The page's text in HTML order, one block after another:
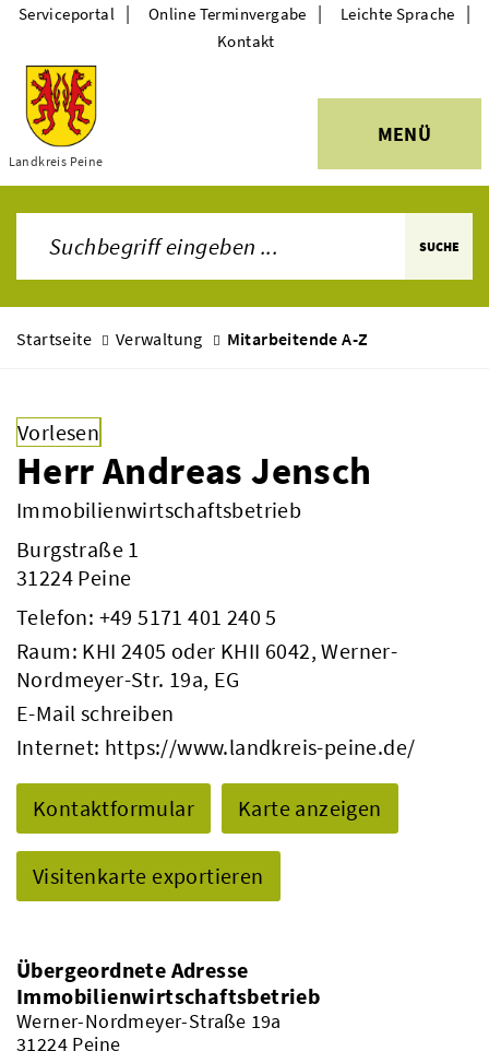
Themen
Landkreis Peine
MENÜ
Serviceportal | Online Terminvergabe | Leichte Sprache |
Kontakt
SUCHE
Startseite Verwaltung Mitarbeitende A-Z
Vorlesen
Herr Andreas Jensch
Immobilienwirtschaftsbetrieb
Burgstraße 1
31224 Peine
Telefon: +49 5171 401 240 5
Raum: KHI 2405 oder KHII 6042, Werner-
Nordmeyer-Str. 19a, EG
E-Mail schreiben
Internet: https://www.landkreis-peine.de/
Kontaktformular Karte anzeigen
Visitenkarte exportieren
Übergeordnete Adresse
Immobilienwirtschaftsbetrieb
Werner-Nordmeyer-Straße 19a
31224 Peine